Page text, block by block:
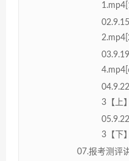
3【上
3【下
07.报考测评